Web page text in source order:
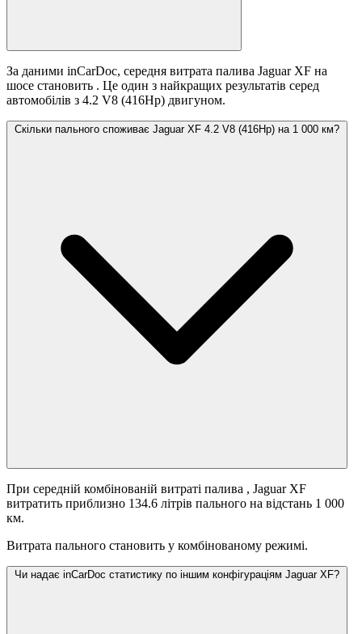
За даними inCarDoc, середня витрата палива Jaguar XF на
шосе становить . Це один з найкращих результатів серед
автомобілів з 4.2 V8 (416Hp) двигуном.
Скільки пального споживає Jaguar XF 4.2 V8 (416Hp) на 1 000 км?
При середній комбінованій витраті палива , Jaguar XF
витратить приблизно 134.6 літрів пального на відстань 1 000
км.
Витрата пального становить у комбінованому режимі.
Чи надає inCarDoc статистику по іншим конфігураціям Jaguar XF?